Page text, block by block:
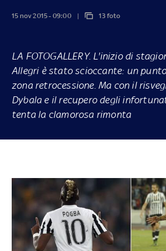
15 nov 2015 - 09:00 13 foto
LA FOTOGALLERY. L'inizio di
Allegri è stato scioccante: un
zona retrocessione. Ma con il
Dybala e il recupero degli
tenta la clamorosa rimonta